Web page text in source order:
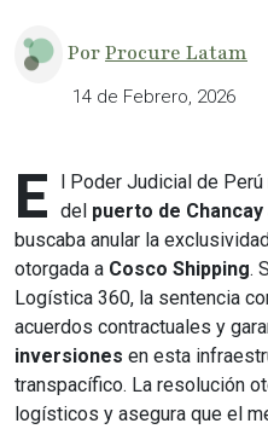
PorProcure Latam
14 de Febrero, 2026
E
l Poder Judicial de
del puerto de Chancay
buscaba anular la
otorgada a Cosco Shipping.
Logística 360, la sentencia
acuerdos contractuales y
inversiones en esta
transpacífico. La resolución
logísticos y asegura que el